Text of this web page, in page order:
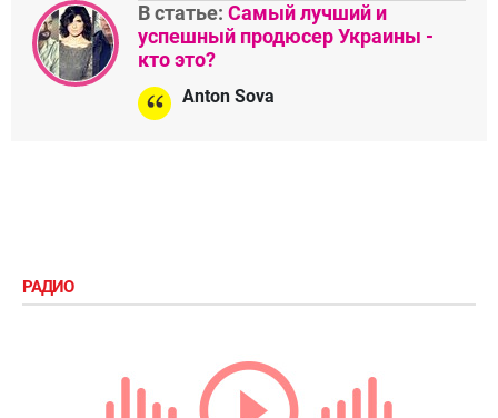
В статье: Самый лучший и
успешный продюсер Украины -
кто это?
Anton Sova
РАДИО